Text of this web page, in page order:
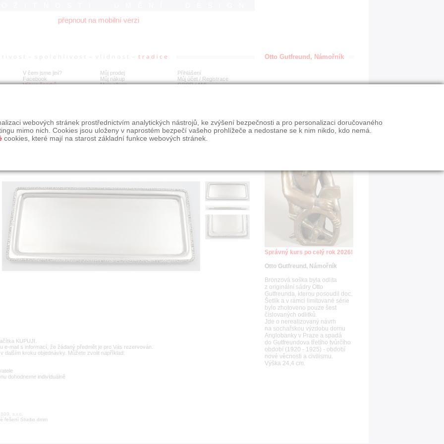
přepnout na mobilní verzi
V čem jsme jiní?
Facebook
Výkup šperků
Můj prodej
Můj nákup
Moje album
Přihlášení
Můj účet / Registrace
GDPR/AML
obdélný tác - Sandrik
KUPUJI.
mail s informací, že žádaný předmět je pro Vás rezervován.
dalším kroku objednávky. Můžete zvolit například:
dohodneme individuálně
s.r.o.
řešení Studio dmm
Otto Gutfreund, Námořník
Správný kurs po celý rok 2026!
Otto Gutfreund, Námořník
Bronzová soška byla odlita
z originální sádry Otto
Gutfreunda, kterou posoudil doc.
Šetlík a v rámci limitované série
bylo zhotoveno pouze šest
číslovaných odlitků.
Jde o nerealizovaný návrh
na sochařskou výzdobu domu
Anglobanky v Praze a spadá
do Gutfreundova třetího tvůrčího
období (1920 - 1925) - období
nové věcnosti a civilismu.
Výška 24,4 cm.
webových stránek prostřednictvím analytických nástrojů, ke zvýšení bezpečnosti a pro personalizaci doručovaného
mimo nich. Cookies jsou uloženy v naprostém bezpečí vašeho prohlížeče a nedostane se k nim nikdo, kdo nemá.
cookies, které mají na starost základní funkce webových stránek.